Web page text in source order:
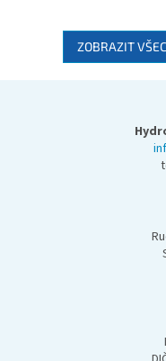
ZOBRAZIT